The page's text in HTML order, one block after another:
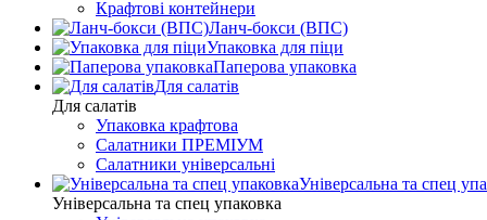
Крафтові контейнери
Ланч-бокси (ВПС)
Упаковка для піци
Паперова упаковка
Для салатів
Для салатів
Упаковка крафтова
Салатники ПРЕМІУМ
Салатники універсальні
Універсальна та спец
Універсальна та спец упаковка